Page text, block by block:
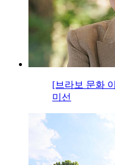
[브라보 문화
미선